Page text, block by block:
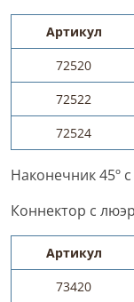
Артикул
72520
72522
72524
Наконечник 45º
Коннектор с
Артикул
73420